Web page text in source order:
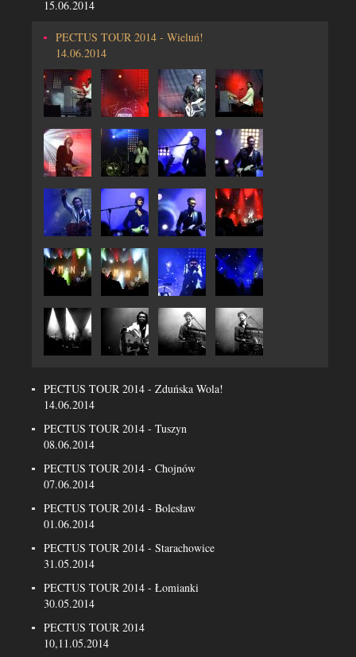
15.06.2014
PECTUS TOUR 2014 - Wieluń!
14.06.2014
PECTUS TOUR 2014 - Zduńska Wola!
14.06.2014
PECTUS TOUR 2014 - Tuszyn
08.06.2014
PECTUS TOUR 2014 - Chojnów
07.06.2014
PECTUS TOUR 2014 - Bolesław
01.06.2014
PECTUS TOUR 2014 - Starachowice
31.05.2014
PECTUS TOUR 2014 - Łomianki
30.05.2014
PECTUS TOUR 2014
10,11.05.2014